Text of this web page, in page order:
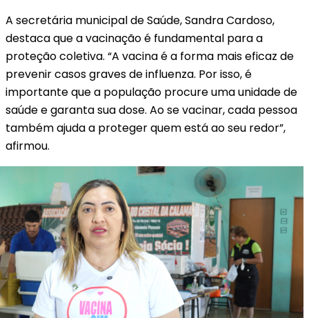
A secretária municipal de Saúde, Sandra Cardoso,
destaca que a vacinação é fundamental para a
proteção coletiva. “A vacina é a forma mais eficaz de
prevenir casos graves de influenza. Por isso, é
importante que a população procure uma unidade de
saúde e garanta sua dose. Ao se vacinar, cada pessoa
também ajuda a proteger quem está ao seu redor”,
afirmou.